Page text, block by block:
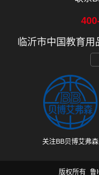
临沂市中国教育用
关注BB贝博艾弗森
版权所有 鲁